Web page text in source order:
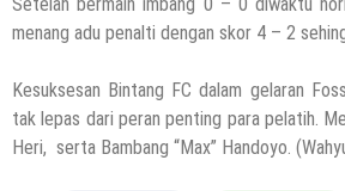
menang adu penalti dengan skor 4 – 2
Kesuksesan Bintang FC dalam gelaran
tak lepas dari peran penting para pelatih.
Heri, serta Bambang “Max” Handoyo.